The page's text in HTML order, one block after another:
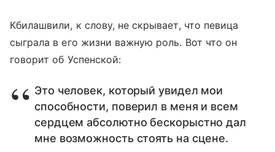
Кбилашвили, к слову, не скрывает, что певица
сыграла в его жизни важную роль. Вот что он
говорит об Успенской:
Это человек, который увидел мои
способности, поверил в меня и всем
сердцем абсолютно бескорыстно дал
мне возможность стоять на сцене.